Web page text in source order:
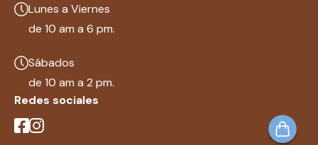
Lunes a Viernes
de 10 am a 6 pm.
Sábados
de 10 am a 2 pm.
Redes sociales